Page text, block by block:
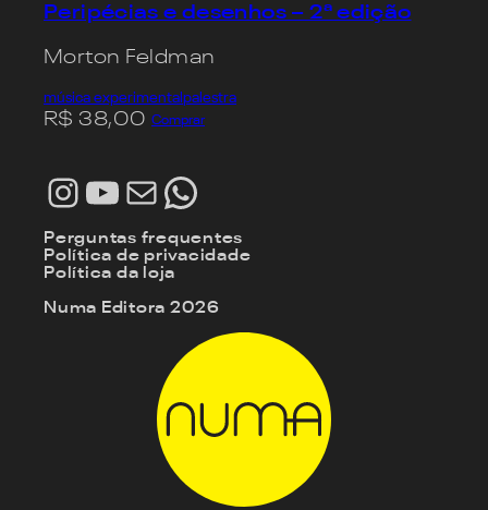
Peripécias e desenhos – 2ª edição
Morton Feldman
música experimental palestra
R$ 38,00 Comprar
Instagram
Youtube
E-mailWhatsApp
Perguntas frequentes
Política de privacidade
Política da loja
Numa Editora 2026